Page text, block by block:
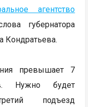
агентство
губернатора
Кондратьева.
превышает 7
Нужно будет
подъезд